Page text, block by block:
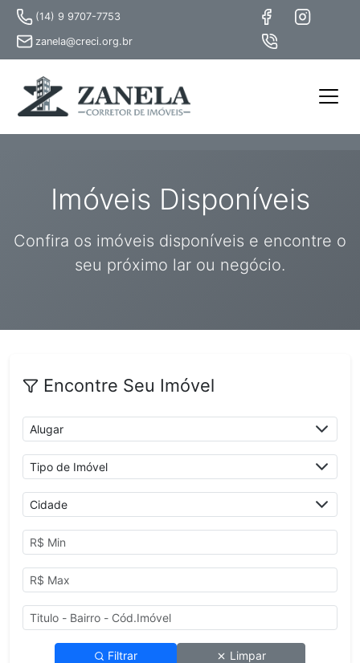
(14) 9 9707-7753
zanela@creci.org.br
Imóveis Disponíveis
Confira os imóveis disponíveis e encontre o
seu próximo lar ou negócio.
Encontre Seu Imóvel
Filtrar Limpar